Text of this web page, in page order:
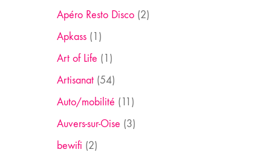
Apéro Resto Disco(2)
Apkass(1)
Art of Life (1)
Artisanat(54)
Auto/mobilité (11)
Auvers-sur-Oise (3)
bewifi (2)